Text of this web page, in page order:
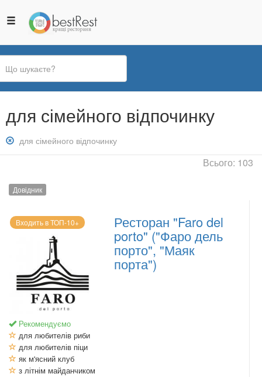
Ви
є
тут
для сімейного відпочинку
Зняти
фільтр:
відпочинку
для сімейного відпочинку
Всього: 103
Довідник
Входить в ТОП-10+
Рекомендуємо
для любителів риби
для любителів піци
як м'ясний клуб
з літнім майданчиком
Ресторан "Faro del
porto" ("Фаро дель
порто", "Маяк
порта")